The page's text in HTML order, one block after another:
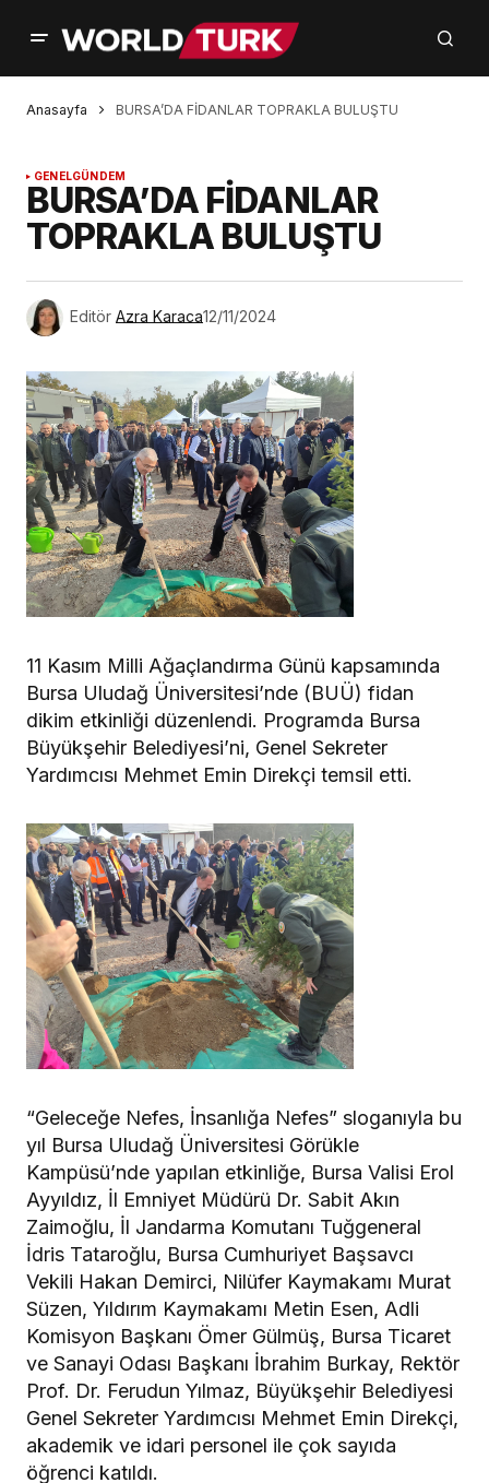
Anasayfa BURSA’DA FİDANLAR TOPRAKLA BULUŞTU
GENELGÜNDEM
BURSA’DA FİDANLAR
TOPRAKLA BULUŞTU
Editör Azra Karaca12/11/2024
11 Kasım Milli Ağaçlandırma Günü kapsamında
Bursa Uludağ Üniversitesi’nde (BUÜ) fidan
dikim etkinliği düzenlendi. Programda Bursa
Büyükşehir Belediyesi’ni, Genel Sekreter
Yardımcısı Mehmet Emin Direkçi temsil etti.
“Geleceğe Nefes, İnsanlığa Nefes” sloganıyla bu
yıl Bursa Uludağ Üniversitesi Görükle
Kampüsü’nde yapılan etkinliğe, Bursa Valisi Erol
Ayyıldız, İl Emniyet Müdürü Dr. Sabit Akın
Zaimoğlu, İl Jandarma Komutanı Tuğgeneral
İdris Tataroğlu, Bursa Cumhuriyet Başsavcı
Vekili Hakan Demirci, Nilüfer Kaymakamı Murat
Süzen, Yıldırım Kaymakamı Metin Esen, Adli
Komisyon Başkanı Ömer Gülmüş, Bursa Ticaret
ve Sanayi Odası Başkanı İbrahim Burkay, Rektör
Prof. Dr. Ferudun Yılmaz, Büyükşehir Belediyesi
Genel Sekreter Yardımcısı Mehmet Emin Direkçi,
akademik ve idari personel ile çok sayıda
öğrenci katıldı.